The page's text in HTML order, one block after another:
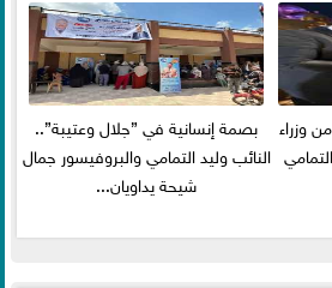
وزراء
بصمة إنسانية في ”جلال وعتيبة”..
النائب وليد التمامي والبروفيسور جمال
شيحة يداويان...